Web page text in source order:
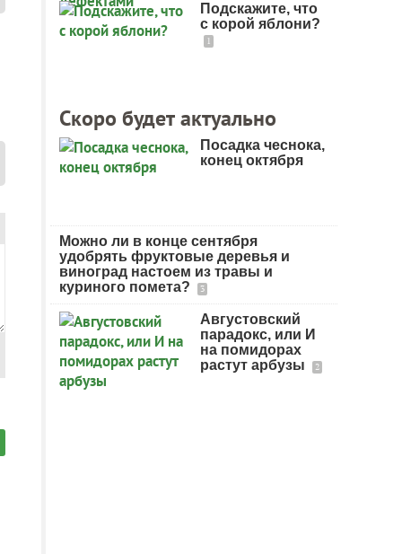
Подскажите, что
с корой яблони?
1
Скоро будет актуально
Посадка чеснока,
конец октября
Можно ли в конце сентября
удобрять фруктовые деревья и
виноград настоем из травы и
куриного помета?
3
Августовский
парадокс, или И
на помидорах
растут арбузы
2